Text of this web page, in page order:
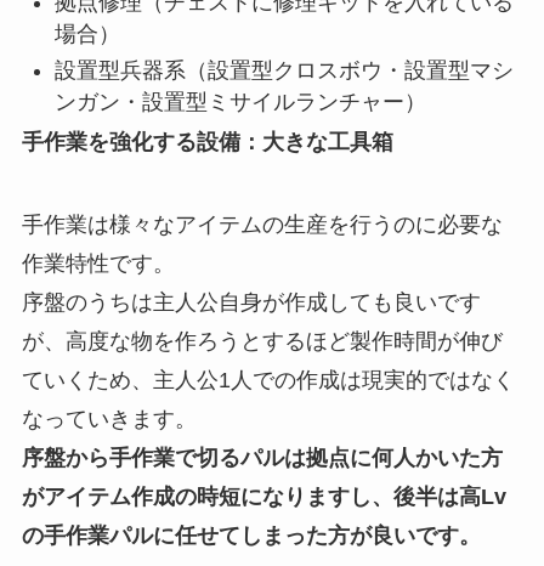
場合）
設置型兵器系（設置型クロスボウ・設置型マシ
ンガン・設置型ミサイルランチャー）
手作業を強化する設備：大きな工具箱
手作業は様々なアイテムの生産を行うのに必要な
作業特性です。
序盤のうちは主人公自身が作成しても良いです
が、高度な物を作ろうとするほど製作時間が伸び
ていくため、主人公1人での作成は現実的ではなく
なっていきます。
序盤から手作業で切るパルは拠点に何人かいた方
がアイテム作成の時短になりますし、後半は高Lv
の手作業パルに任せてしまった方が良いです。